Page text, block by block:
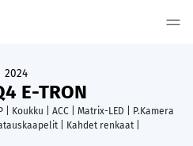
E-TRON
2024
Koukku | ACC | Matrix-LED | P.Kamera
| Kahdet renkaat |